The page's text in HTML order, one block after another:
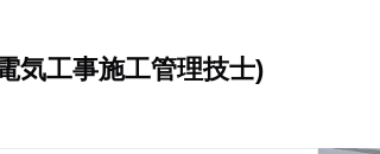
気工事施工管理技士)